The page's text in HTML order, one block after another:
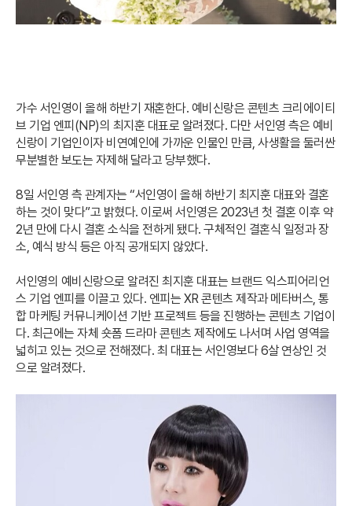
가수 서인영이 올해 하반기 재혼한다. 예비신랑은 콘텐츠 크리에이티
브 기업 엔피(NP)의 최지훈 대표로 알려졌다. 다만 서인영 측은 예비
신랑이 기업인이자 비연예인에 가까운 인물인 만큼, 사생활을 둘러싼
무분별한 보도는 자제해 달라고 당부했다.
8일 서인영 측 관계자는 “서인영이 올해 하반기 최지훈 대표와 결혼
하는 것이 맞다”고 밝혔다. 이로써 서인영은 2023년 첫 결혼 이후 약
2년 만에 다시 결혼 소식을 전하게 됐다. 구체적인 결혼식 일정과 장
소, 예식 방식 등은 아직 공개되지 않았다.
서인영의 예비신랑으로 알려진 최지훈 대표는 브랜드 익스피어리언
스 기업 엔피를 이끌고 있다. 엔피는 XR 콘텐츠 제작과 메타버스, 통
합 마케팅 커뮤니케이션 기반 프로젝트 등을 진행하는 콘텐츠 기업이
다. 최근에는 자체 숏폼 드라마 콘텐츠 제작에도 나서며 사업 영역을
넓히고 있는 것으로 전해졌다. 최 대표는 서인영보다 6살 연상인 것
으로 알려졌다.